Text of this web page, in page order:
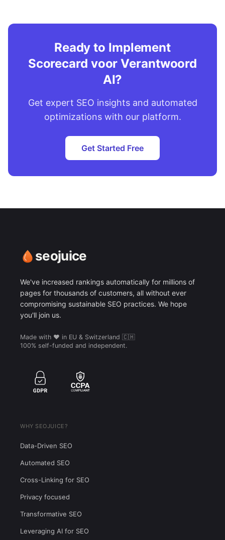
Ready to Implement
Scorecard voor Verantwoord
AI?
Get expert SEO insights and automated
optimizations with our platform.
Get Started Free
seojuice
We've increased rankings automatically for millions of
pages for thousands of customers, all without ever
compromising sustainable SEO practices. We hope
you'll join us.
Made with ❤️ in EU & Switzerland 🇨🇭
100% self-funded and independent.
WHY SEOJUICE?
Data-Driven SEO
Automated SEO
Cross-Linking for SEO
Privacy focused
Transformative SEO
Leveraging AI for SEO